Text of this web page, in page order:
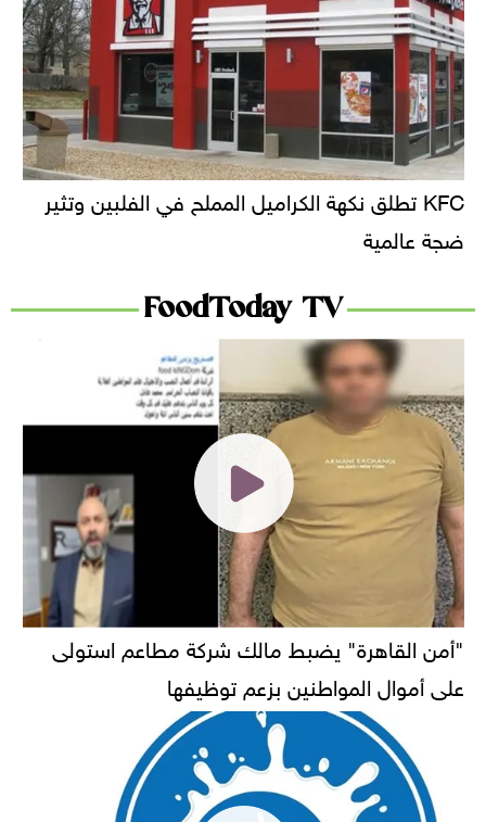
KFC تطلق نكهة الكراميل المملح في الفلبين وتثير
ضجة عالمية
FoodToday TV
"أمن القاهرة" يضبط مالك شركة مطاعم استولى
على أموال المواطنين بزعم توظيفها